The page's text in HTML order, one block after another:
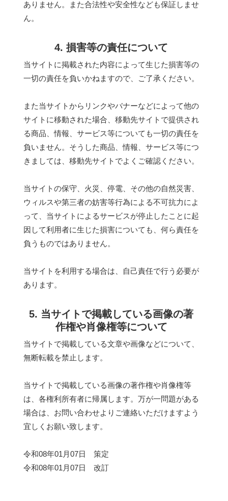
ありません。また合法性や安全性なども保証しませ
ん。
4. 損害等の責任について
当サイトに掲載された内容によって生じた損害等の
一切の責任を負いかねますので、ご了承ください。
また当サイトからリンクやバナーなどによって他の
サイトに移動された場合、移動先サイトで提供され
る商品、情報、サービス等についても一切の責任を
負いません。そうした商品、情報、サービス等につ
きましては、移動先サイトでよくご確認ください。
当サイトの保守、火災、停電、その他の自然災害、
ウィルスや第三者の妨害等行為による不可抗力によ
って、当サイトによるサービスが停止したことに起
因して利用者に生じた損害についても、何ら責任を
負うものではありません。
当サイトを利用する場合は、自己責任で行う必要が
あります。
5. 当サイトで掲載している画像の著
作権や肖像権等について
当サイトで掲載している文章や画像などについて、
無断転載を禁止します。
当サイトで掲載している画像の著作権や肖像権等
は、各権利所有者に帰属します。万が一問題がある
場合は、お問い合わせよりご連絡いただけますよう
宜しくお願い致します。
令和08年01月07日 策定
令和08年01月07日 改訂